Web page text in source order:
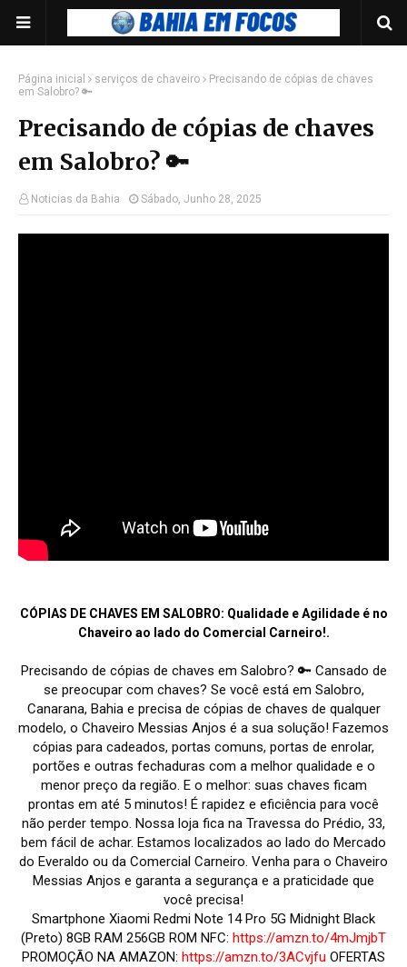
Página inicial serviços de chaveiro
Precisando de cópias de chaves
em Salobro? 🔑
Precisando de cópias de chaves
em Salobro? 🔑
Noticias da Bahia Sábado, Junho 28, 2025
CÓPIAS DE CHAVES EM SALOBRO: Qualidade e Agilidade é no
Chaveiro ao lado do Comercial Carneiro!.
Precisando de cópias de chaves em Salobro? 🔑 Cansado de
se preocupar com chaves? Se você está em Salobro,
Canarana, Bahia e precisa de cópias de chaves de qualquer
modelo, o Chaveiro Messias Anjos é a sua solução! Fazemos
cópias para cadeados, portas comuns, portas de enrolar,
portões e outras fechaduras com a melhor qualidade e o
menor preço da região. E o melhor: suas chaves ficam
prontas em até 5 minutos! É rapidez e eficiência para você
não perder tempo. Nossa loja fica na Travessa do Prédio, 33,
bem fácil de achar. Estamos localizados ao lado do Mercado
do Everaldo ou da Comercial Carneiro. Venha para o Chaveiro
Messias Anjos e garanta a segurança e a praticidade que
você precisa!
Smartphone Xiaomi Redmi Note 14 Pro 5G Midnight Black
(Preto) 8GB RAM 256GB ROM NFC: https://amzn.to/4mJmjbT
PROMOÇÃO NA AMAZON: https://amzn.to/3ACvjfu OFERTAS